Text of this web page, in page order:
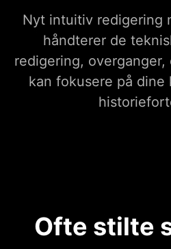
Nyt intuitiv redigering
håndterer de
redigering,
kan fokusere på dine
Ofte stilte